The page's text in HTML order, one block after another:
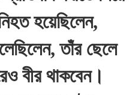
হয়েছিলেন,
তাঁর ছেলে
বীর থাকবেন।